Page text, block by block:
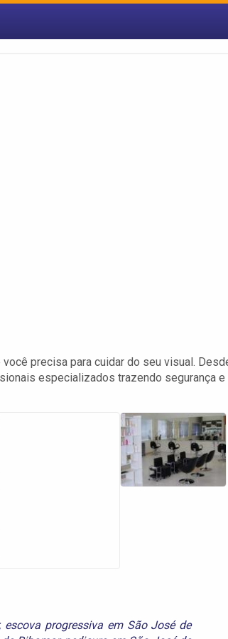
precisa para cuidar do seu visual.
especializados trazendo segurança e
escova progressiva em São José de